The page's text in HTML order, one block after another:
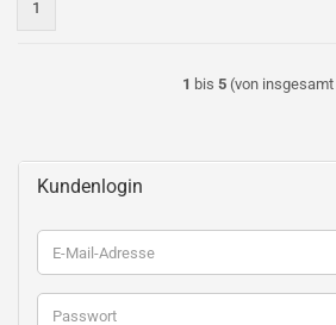
1
1 bis 5 (von insgesamt
Kundenlogin
E-
Mail-
Adresse
Passwort